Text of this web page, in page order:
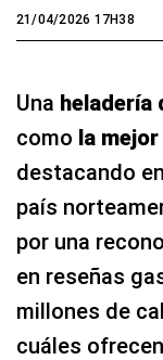
21/04/2026 17H38
Una heladería
como la
destacando
país
por una
en reseñas
millones de
cuáles